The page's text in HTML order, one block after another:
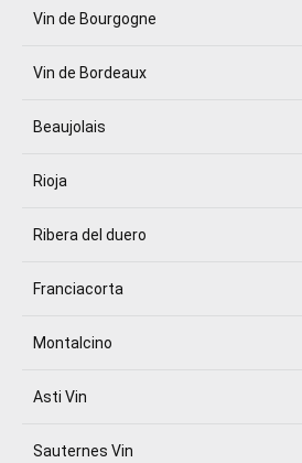
Vin de Bourgogne
Vin de Bordeaux
Beaujolais
Rioja
Ribera del duero
Franciacorta
Montalcino
Asti Vin
Sauternes Vin